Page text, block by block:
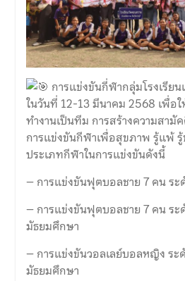
การแข่งขันกี่ฬากลุ่มโรงเรีย
ในวันที่ 12-13 มีนาคม 2568 เพื่อ
ทำงานเป็นทีม การสร้างความสา
การแข่งขันกีฬาเพื่อสุขภาพ รู้แพ้
ประเภทกีฬาในการแข่งขันดังนี้
– การแข่งขันฟุตบอลชาย 7 คน ระ
– การแข่งขันฟุตบอลชาย 7 คน ร
มัธยมศึกษา
– การแข่งขันวอลเลย์บอลหญิง ร
มัธยมศึกษา